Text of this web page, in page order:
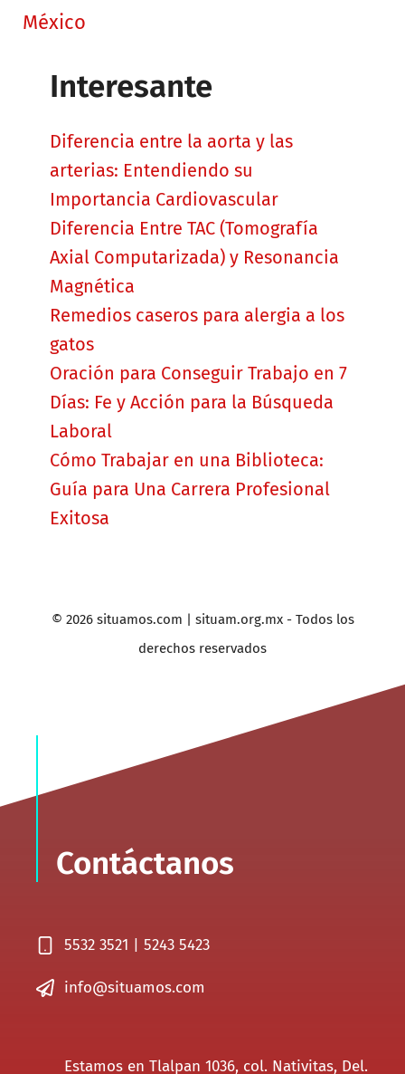
México
Interesante
Diferencia entre la aorta y las
arterias: Entendiendo su
Importancia Cardiovascular
Diferencia Entre TAC (Tomografía
Axial Computarizada) y Resonancia
Magnética
Remedios caseros para alergia a los
gatos
Oración para Conseguir Trabajo en 7
Días: Fe y Acción para la Búsqueda
Laboral
Cómo Trabajar en una Biblioteca:
Guía para Una Carrera Profesional
Exitosa
© 2026 situamos.com | situam.org.mx - Todos los
derechos reservados
Contáctanos
5532 3521 | 5243 5423
info@situamos.com
Estamos en Tlalpan 1036, col. Nativitas, Del.